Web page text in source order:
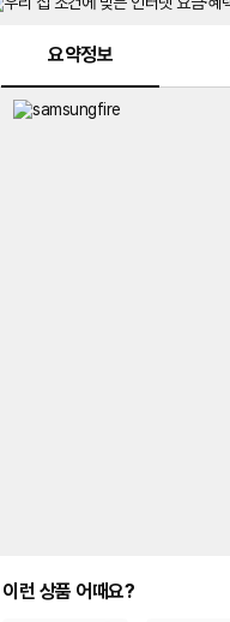
요약정보
이런 상품 어때요?